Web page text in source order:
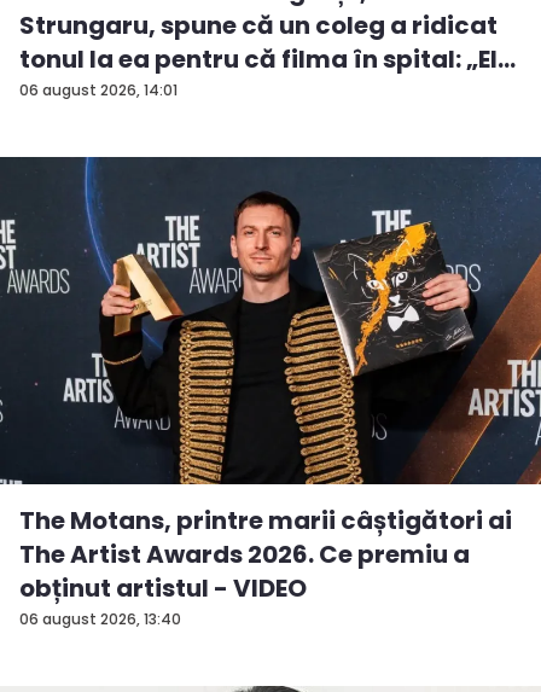
06 august 2026, 14:01
Strungaru, spune că un coleg a ridicat
tonul la ea pentru că filma în spital: „El
a...
06 august 2026, 13:40
The Motans, printre marii câștigători ai
The Artist Awards 2026. Ce premiu a
obținut artistul - VIDEO